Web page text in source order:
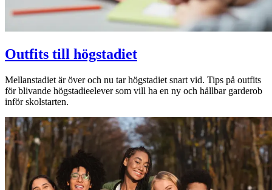
Outfits till högstadiet
Mellanstadiet är över och nu tar högstadiet snart vid. Tips på outfits
för blivande högstadieelever som vill ha en ny och hållbar garderob
inför skolstarten.